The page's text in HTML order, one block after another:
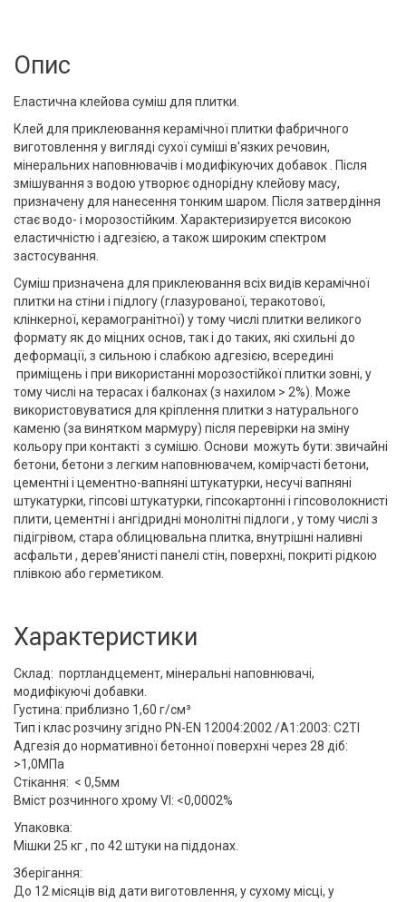
Опис
Еластична клейова суміш для плитки.
Клей для приклеювання керамічної плитки фабричного
виготовлення у вигляді сухої суміші в'язких речовин,
мінеральних наповнювачів і модифікуючих добавок . Після
змішування з водою утворює однорідну клейову масу,
призначену для нанесення тонким шаром. Після затвердіння
стає водо- і морозостійким. Характеризируется високою
еластичністю і адгезією, а також широким спектром
застосування.
Суміш призначена для приклеювання всіх видів керамічної
плитки на стіни і підлогу (глазурованої, теракотової,
клінкерної, керамогранітної) у тому числі плитки великого
формату як до міцних основ, так і до таких, які схильні до
деформації, з сильною і слабкою адгезією, всередині
приміщень і при використанні морозостійкої плитки зовні, у
тому числі на терасах і балконах (з нахилом > 2%). Може
використовуватися для кріплення плитки з натурального
каменю (за винятком мармуру) після перевірки на зміну
кольору при контакті з сумішю. Основи можуть бути: звичайні
бетони, бетони з легким наповнювачем, комірчасті бетони,
цементні і цементно-вапняні штукатурки, несучі вапняні
штукатурки, гіпсові штукатурки, гіпсокартонні і гіпсоволокнисті
плити, цементні і ангідридні монолітні підлоги , у тому числі з
підігрівом, стара облицювальна плитка, внутрішні наливні
асфальти , дерев'янисті панелі стін, поверхні, покриті рідкою
плівкою або герметиком.
Характеристики
Склад: портландцемент, мінеральні наповнювачі,
модифікуючі добавки.
Густина: приблизно 1,60 г/см³
Тип і клас розчину згідно PN-EN 12004:2002 /A1:2003: С2ТІ
Адгезія до нормативної бетонної поверхні через 28 діб:
>1,0МПа
Стікання: < 0,5мм
Вміст розчинного хрому VI: <0,0002%
Упаковка:
Мішки 25 кг , по 42 штуки на піддонах.
Зберігання:
До 12 місяців від дати виготовлення, у сухому місці, у